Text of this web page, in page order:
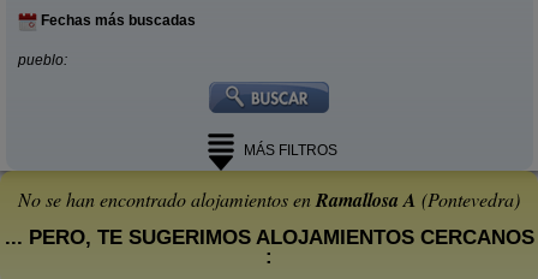
Fechas más buscadas
pueblo:
MÁS FILTROS
No se han encontrado alojamientos enRamallosa A (Pontevedra)
... PERO, TE SUGERIMOS ALOJAMIENTOS CERCANOS
: